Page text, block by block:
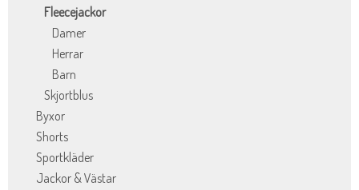
Fleecejackor
Damer
Herrar
Barn
Skjortblus
Byxor
Shorts
Sportkläder
Jackor & Västar